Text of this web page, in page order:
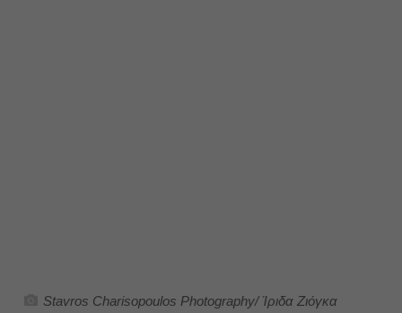
Stavros Charisopoulos Photography/ Ίριδα Ζιόγκα